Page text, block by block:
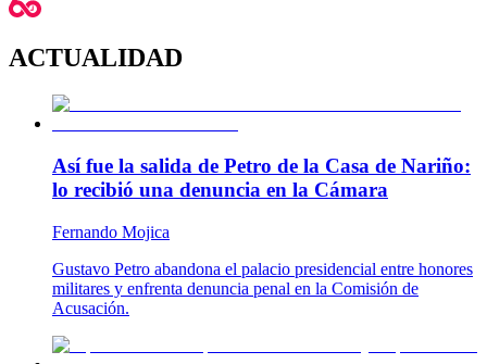
ACTUALIDAD
Así fue la salida de Petro de la Casa de Nariño:
lo recibió una denuncia en la Cámara
Fernando Mojica
Gustavo Petro abandona el palacio presidencial entre honores
militares y enfrenta denuncia penal en la Comisión de
Acusación.